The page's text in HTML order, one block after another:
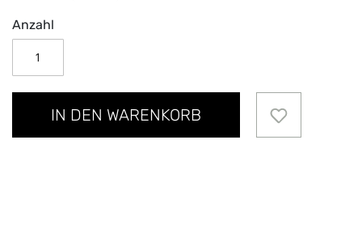
Anzahl
IN DEN WARENKORB